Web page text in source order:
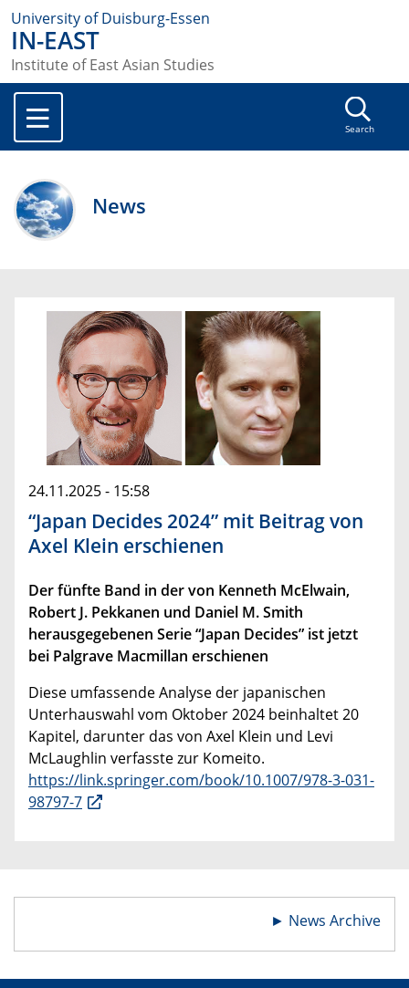
University of Duisburg-Essen
IN-EAST
Institute of East Asian Studies
Search
News
24.11.2025 - 15:58
“Japan Decides 2024” mit Beitrag von
Axel Klein erschienen
Der fünfte Band in der von Kenneth McElwain,
Robert J. Pekkanen und Daniel M. Smith
herausgegebenen Serie “Japan Decides” ist jetzt
bei Palgrave Macmillan erschienen
Diese umfassende Analyse der japanischen
Unterhauswahl vom Oktober 2024 beinhaltet 20
Kapitel, darunter das von Axel Klein und Levi
McLaughlin verfasste zur Komeito.
https://link.springer.com/book/10.1007/978-3-031-
98797-7
► News Archive